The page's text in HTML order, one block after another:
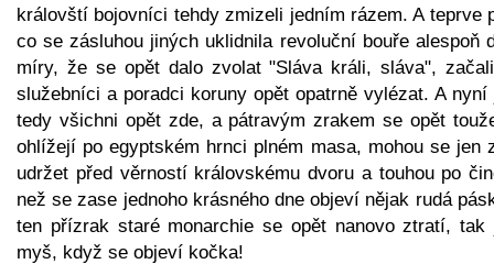
královští bojovníci tehdy zmizeli jedním rázem. A teprve
co se zásluhou jiných uklidnila revoluční bouře alespoň
míry, že se opět dalo zvolat "Sláva králi, sláva",
služebníci a poradci koruny opět opatrně vylézat. A nyní
tedy všichni opět zde, a pátravým zrakem se opět
ohlížejí po egyptském hrnci plném masa, mohou se jen
udržet před věrností královskému dvoru a touhou po
než se zase jednoho krásného dne objeví nějak rudá
ten přízrak staré monarchie se opět nanovo ztratí, tak
myš, když se objeví kočka!